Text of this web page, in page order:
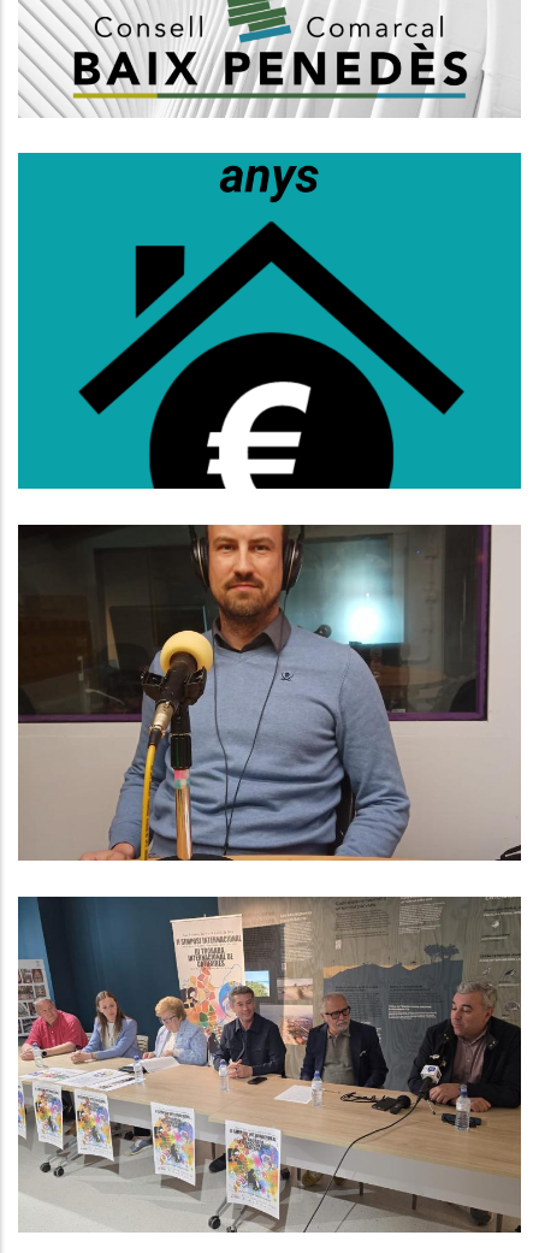
Altres
S’obre La Convocatòria D’ajuts Al
Lloguer Per A Persones De 36 A 64
Anys
Habitatge
Baix Penedès Al Dia Amb L'Arnau
Triadú, Responsable De Medi
Ambient I Residus Del Consell
Comarcal Del Baix Penedès
Medi
El Baix Penedès Acollirà El II
Simposi Internacional De Catifes I
La III Trobada Internacional De
Catifaires Per Impulsar Aquest Art
Efímer Cap Al Reconeixement De
La UNESCO
Altres